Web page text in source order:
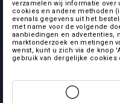
verzamelen wij informatie over
cookies en andere methoden
evenals gegevens uit het
met name voor de volgende
aanbiedingen en advertenties,
marktonderzoek en metingen
wenst, kunt u zich via de knop
gebruik van dergelijke cookies